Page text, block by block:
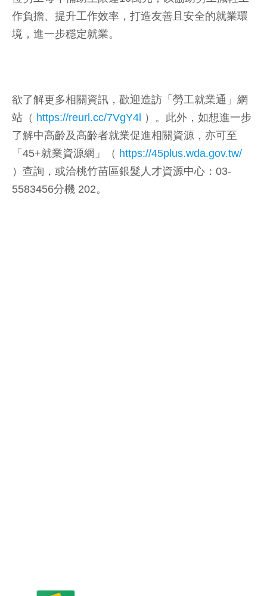
作負擔、提升工作效率，打造友善且安全的就業環
境，進一步穩定就業。
欲了解更多相關資訊，歡迎造訪「勞工就業通」網
站（ https://reurl.cc/7VgY4l ）。此外，如想進一步
了解中高齡及高齡者就業促進相關資源，亦可至
「45+就業資源網」（ https://45plus.wda.gov.tw/
）查詢，或洽桃竹苗區銀髮人才資源中心：03-
5583456分機 202。